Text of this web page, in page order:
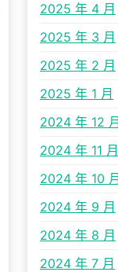
2025 年 4 月
2025 年 3 月
2025 年 2 月
2025 年 1 月
2024 年 12 月
2024 年 11 月
2024 年 10 月
2024 年 9 月
2024 年 8 月
2024 年 7 月